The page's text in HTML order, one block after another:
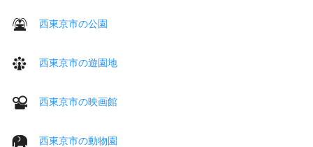
西東京市の公園
西東京市の遊園地
西東京市の映画館
西東京市の動物園